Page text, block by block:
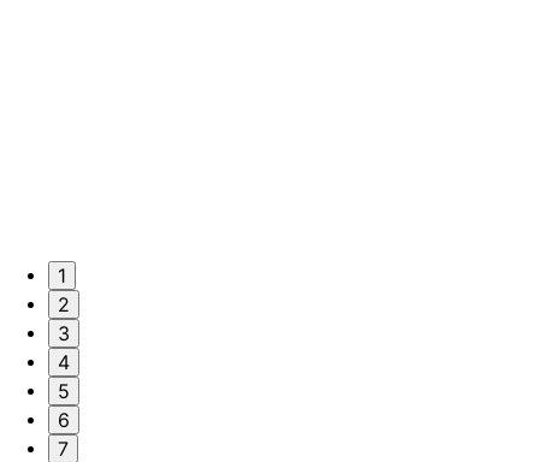
1
2
3
4
5
6
7